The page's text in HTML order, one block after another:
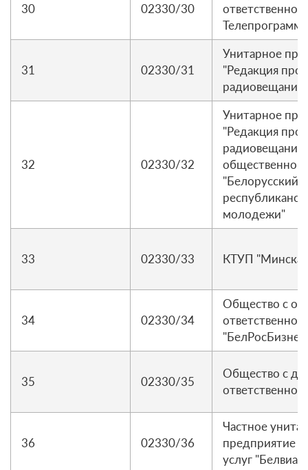
30 02330/30
31 02330/31
Унитарное
"Редакция
радиовещания
32 02330/32
Унитарное
"Редакция
радиовещания
"Белорусский
молодежи"
33 02330/33 КТУП
34 02330/34
Общество с
35 02330/35
Общество с
36 02330/36
Частное
предприятие
услуг